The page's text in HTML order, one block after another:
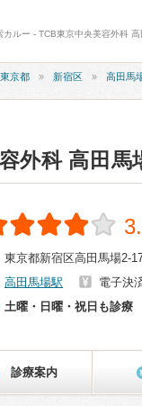
カルー - TCB東京中央美容外科
東京都 新宿区 高田馬
外科 高田馬
東京都新宿区高田馬場2-
高田馬場駅
電子決
土曜・日曜・祝日も診療
診療案内